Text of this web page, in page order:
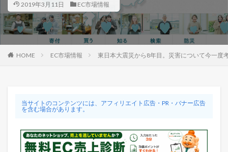
2019年3月11日 EC市場情報
HOME EC市場情報 東日本大震災から8年目。災害について今一度
当サイトのコンテンツには、アフィリエイト広告・PR・バナー広告
を含む場合があります。